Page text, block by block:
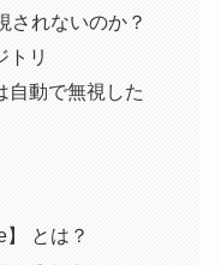
されないのか？
トリ
自動で無視した
とは？